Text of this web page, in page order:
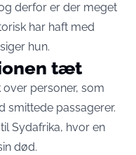
derfor er der meget
har haft med
hun.
tæt
personer, som
smittede passagerer.
Sydafrika, hvor en
død.